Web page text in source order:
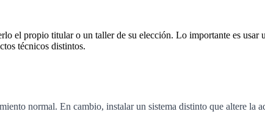
el propio titular o un taller de su elección. Lo importante es
técnicos distintos.
normal. En cambio, instalar un sistema distinto que altere la